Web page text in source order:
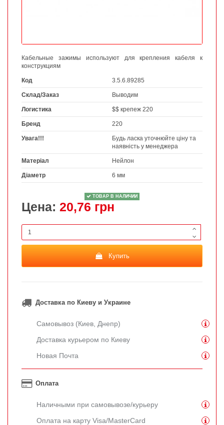
Кабельные зажимы используют для крепления кабеля к
конструкциям
Код 3.5.6.89285
Склад/Заказ Выводим
Логистика $$ крепеж 220
Бренд 220
Увага!!!
Будь ласка уточнюйте ціну та
наявність у менеджера
Матеріал Нейлон
Діаметр 6 мм
ТОВАР В НАЛИЧИИ
Цена: 20,76 грн
Купить
Доставка по Киеву и Украине
Самовывоз (Киев, Днепр)
Доставка курьером по Киеву
Новая Почта
Оплата
Наличными при самовывозе/курьеру
Оплата на карту Visa/MasterCard